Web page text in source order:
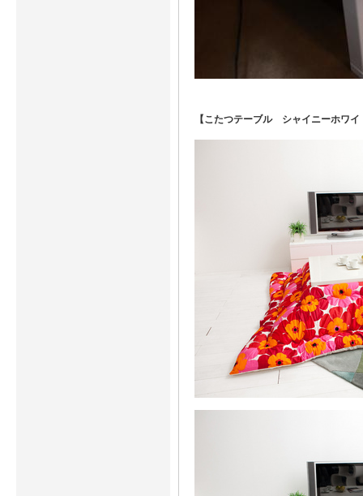
【こたつテーブルシャイニーホワイ